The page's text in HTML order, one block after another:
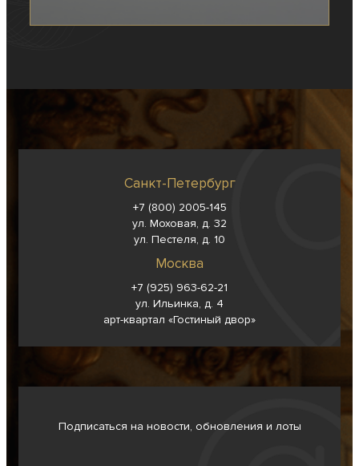
Санкт-Петербург
+7 (800) 2005-145
ул. Моховая, д. 32
ул. Пестеля, д. 10
Москва
+7 (925) 963-62-21
ул. Ильинка, д. 4
арт-квартал «Гостиный двор»
Подписаться на новости, обновления и лоты